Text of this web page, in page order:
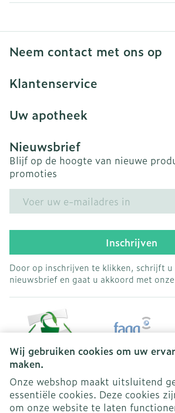
Wij gebruiken cookies om uw
maken.
Onze webshop maakt uitsluitend
essentiële cookies. Deze cookies
om onze website te laten
Neem contact met ons op
Klantenservice
Uw apotheek
Nieuwsbrief
Blijf op de hoogte van nieuwe
promoties
Inschrijven
Door op inschrijven te klikken, schrijft
nieuwsbrief en gaat u akkoord met onze
Juridische links